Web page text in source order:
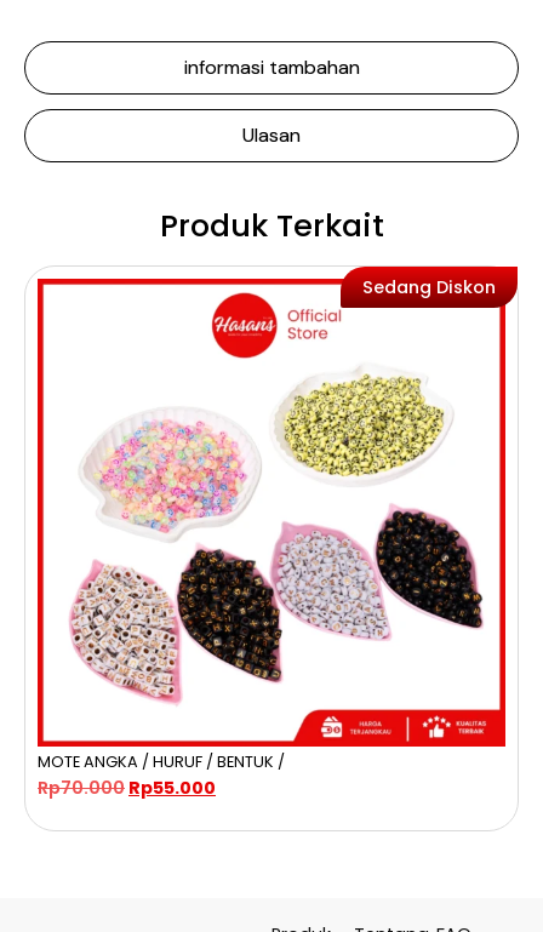
informasi tambahan
Ulasan
Produk Terkait
Sedang Diskon
MOTE ANGKA / HURUF / BENTUK /
Rp70.000 Rp55.000